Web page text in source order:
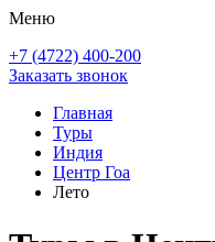
Меню
+7 (4722) 400-200
Заказать звонок
Главная
Туры
Индия
Центр Гоа
Лето